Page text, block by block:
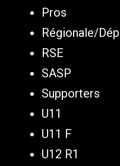
Pros
Régionale/
RSE
SASP
Supporters
U11
U11 F
U12 R1